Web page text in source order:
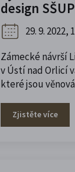
design
29. 9. 2022,
Zámecké návrší
v Ústí nad Orlicí
které jsou
Zjistěte více